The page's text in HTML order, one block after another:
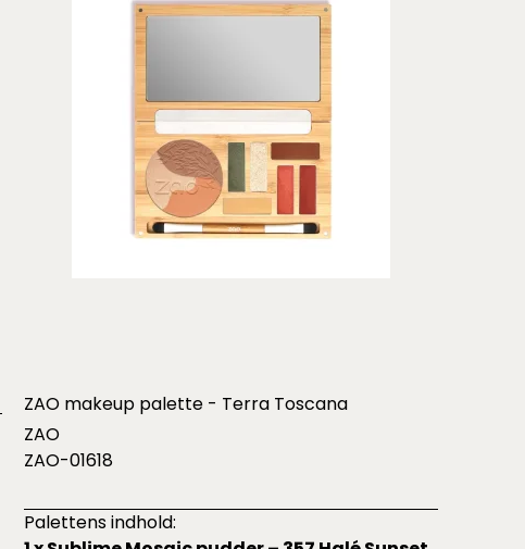
ZAO makeup palette - Terra Toscana
ZAO
ZAO-01618
Palettens indhold: